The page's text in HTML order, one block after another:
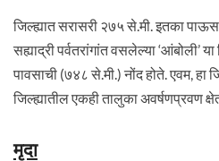
जिल्ह्यात सरासरी २७५ से.मी. इतका
सह्याद्री पर्वतरांगांत वसलेल्या ‘आंबोली’
पावसाची (७४८ से.मी.) नोंद होते. एवम, हा
जिल्ह्यातील एकही तालुका अवर्षणप्रवण
मृदा